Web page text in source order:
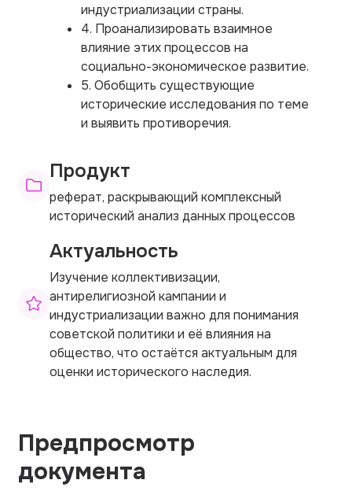
индустриализации страны.
4. Проанализировать взаимное
влияние этих процессов на
социально-экономическое развитие.
5. Обобщить существующие
исторические исследования по теме
и выявить противоречия.
Продукт
реферат, раскрывающий комплексный
исторический анализ данных процессов
Актуальность
Изучение коллективизации,
антирелигиозной кампании и
индустриализации важно для понимания
советской политики и её влияния на
общество, что остаётся актуальным для
оценки исторического наследия.
Предпросмотр
документа